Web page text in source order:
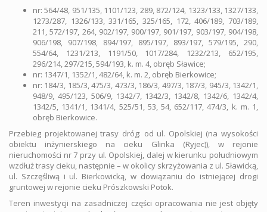
nr: 564/48, 951/135, 1101/123, 289, 872/124, 1323/133, 1327/133,
1273/287, 1326/133, 331/165, 325/165, 172, 406/189, 703/189,
211, 572/197, 264, 902/197, 900/197, 901/197, 903/197, 904/198,
906/198, 907/198, 894/197, 895/197, 893/197, 579/195, 290,
554/64, 1231/213, 1191/50, 1017/284, 1232/213, 652/195,
296/214, 297/215, 594/193, k. m. 4, obręb Sławice;
nr: 1347/1, 1352/1, 482/64, k. m. 2, obręb Bierkowice;
nr: 184/3, 185/3, 475/3, 473/3, 186/3, 497/3, 187/3, 945/3, 1342/1,
948/9, 495/123, 506/9, 1342/7, 1342/3, 1342/8, 1342/6, 1342/4,
1342/5, 1341/1, 1341/4, 525/51, 53, 54, 652/117, 474/3, k. m. 1,
obręb Bierkowice.
Przebieg projektowanej trasy dróg: od ul. Opolskiej (na wysokości
obiektu inżynierskiego na cieku Glinka (Ryjec)), w rejonie
nieruchomości nr 7 przy ul. Opolskiej, dalej w kierunku południowym
wzdłuż trasy cieku, następnie – w okolicy skrzyżowania z ul. Sławicką,
ul. Szczęśliwą i ul. Bierkowicką, w dowiązaniu do istniejącej drogi
gruntowej w rejonie cieku Prószkowski Potok.
Teren inwestycji na zasadniczej części opracowania nie jest objęty